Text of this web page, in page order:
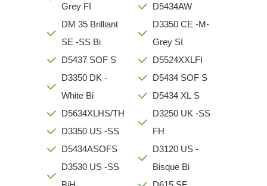
Grey FI
DM 35 Brilliant
SE -SS Bi
D5437 SOF S
D3350 DK -
White Bi
D5634XLHS/TH
D3350 US -SS
D5434ASOFS
D3530 US -SS
D5434AW
D3350 CE -M-
Grey SI
D5524XXLFI
D5434 SOF S
D5434 XL S
D3250 UK -SS
FH
D3120 US -
Bisque Bi